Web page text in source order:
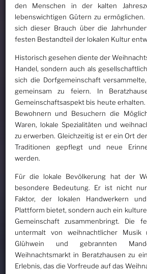
den Menschen in der kalten
lebenswichtigen Gütern zu
sich dieser Brauch über die
festen Bestandteil der lokalen Kultur
Historisch gesehen diente der
Handel, sondern auch als
sich die Dorfgemeinschaft
gemeinsam zu feiern. In
Gemeinschaftsaspekt bis heute
Bewohnern und Besuchern die
Waren, lokale Spezialitäten und
zu erwerben. Gleichzeitig ist er ein Ort
Traditionen gepflegt und neue
werden.
Für die lokale Bevölkerung hat der
besondere Bedeutung. Er ist nicht
Faktor, der lokalen Handwerkern
Plattform bietet, sondern auch ein
Gemeinschaft zusammenbringt. Die
untermalt von weihnachtlicher
Glühwein und gebrannten
Weihnachtsmarkt in Beratzhausen zu
Erlebnis, das die Vorfreude auf das